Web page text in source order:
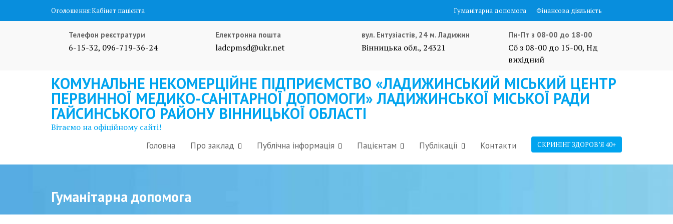
Оголошення:Кабінет пацієнта Гуманітарна допомога Фінансова діяльність
Телефон реєстратури
6-15-32, 096-719-36-24
Електронна пошта
ladcpmsd@ukr.net
вул. Ентузіастів, 24 м. Ладижин
Вінницька обл., 24321
Пн-Пт з 08-00 до 18-00
Сб з 08-00 до 15-00, Нд
вихідний
КОМУНАЛЬНЕ НЕКОМЕРЦІЙНЕ ПІДПРИЄМСТВО «ЛАДИЖИНСЬКИЙ МІСЬКИЙ ЦЕНТР
ПЕРВИННОЇ МЕДИКО-САНІТАРНОЇ ДОПОМОГИ» ЛАДИЖИНСЬКОЇ МІСЬКОЇ РАДИ
ГАЙСИНСЬКОГО РАЙОНУ ВІННИЦЬКОЇ ОБЛАСТІ
Вітаємо на офіційному сайті!
СКРИНІНГ ЗДОРОВ’Я 40+
Головна Про заклад Публічна інформація Пацієнтам Публікації Контакти
Гуманітарна допомога